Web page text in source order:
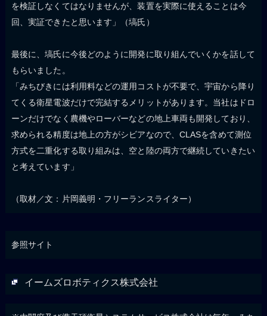
を検証しなくてはなりませんが、装置を実際に使えることは今
回、実証できたと思います」（塙氏）
最後に、塙氏に今後どのように開発に取り組んでいくかを話して
もらいました。
「みちびきには利用料などの運用コストが不要で、宇宙から降り
てくる衛星電波だけで完結するメリットがあります。当社はドロ
ーンだけでなく農機やローバーなどの地上車両も開発しており、
求められる精度は地上の方がシビアなので、CLASを含めて測位
方式を二重化する取り組みは、空と陸の両方で継続していきたい
と考えています」
（取材／文：片岡義明・フリーランスライター）
参照サイト
イームズロボティクス株式会社